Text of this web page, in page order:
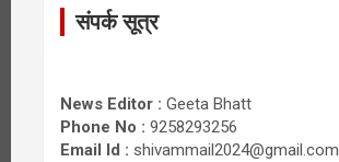
संपर्क सूत्र
News Editor : Geeta Bhatt
Phone No :9258293256
Email Id : shivammail2024@gmail.com